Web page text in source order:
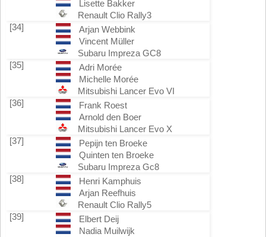
Lisette Bakker
Renault Clio Rally3
[34]
Arjan Webbink
Vincent Müller
Subaru Impreza GC8
[35]
Adri Morée
Michelle Morée
Mitsubishi Lancer Evo VI
[36]
Frank Roest
Arnold den Boer
Mitsubishi Lancer Evo X
[37]
Pepijn ten Broeke
Quinten ten Broeke
Subaru Impreza Gc8
[38]
Henri Kamphuis
Arjan Reefhuis
Renault Clio Rally5
[39]
Elbert Deij
Nadia Muilwijk